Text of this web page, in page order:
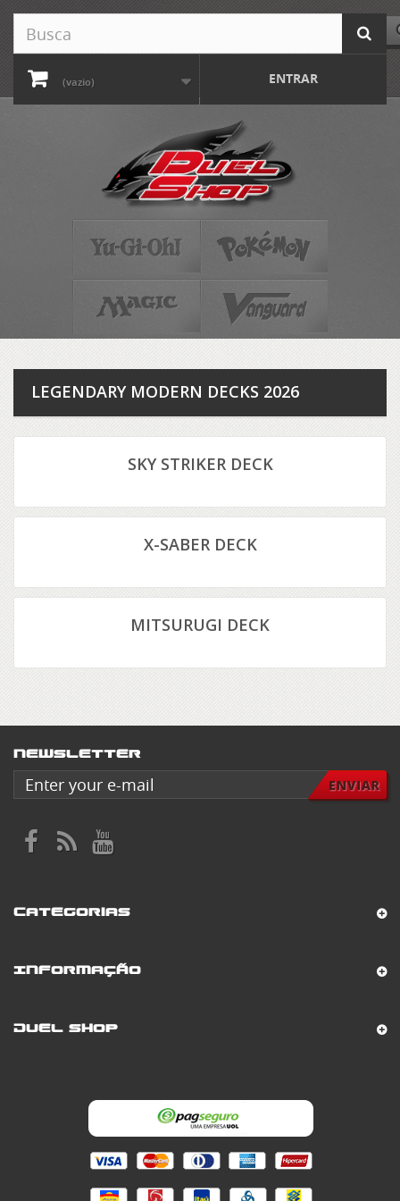
(vazio) ENTRAR
LEGENDARY MODERN DECKS 2026
SKY STRIKER DECK
X-SABER DECK
MITSURUGI DECK
Newsletter
Categorias
Informação
Duel Shop